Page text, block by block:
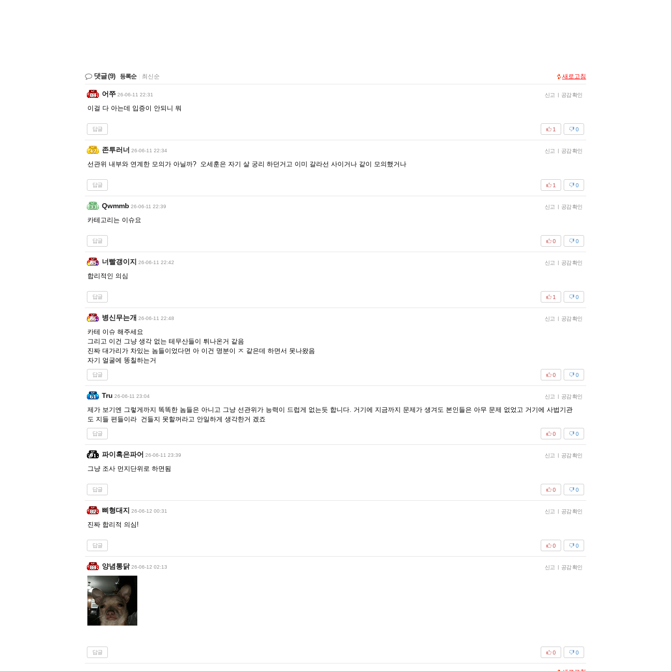
댓글(9) 등록순 최신순 새로고침
어쭈 26-06-11 22:31 신고 | 공감 확인
이걸 다 아는데 입증이 안되니 뭐
답글 0
1
존투러너 26-06-11 22:34 신고 | 공감 확인
선관위 내부와 연계한 모의가 아닐까? 오세훈은 자기 살 궁리 하던거고 이미 갈라선 사이거나 같이 모의했거나
답글 0
1
Qwmmb 26-06-11 22:39 신고 | 공감 확인
카테고리는 이슈요
답글 0
0
너빨갱이지 26-06-11 22:42 신고 | 공감 확인
합리적인 의심
답글 0
1
병신무는개 26-06-11 22:48 신고 | 공감 확인
카테 이슈 해주세요
그리고 이건 그냥 생각 없는 테무산들이 튀나온거 같음
진짜 대가리가 차있는 놈들이었다면 아 이건 명분이 ㅈ 같은데 하면서 못나왔음
자기 얼굴에 똥칠하는거
답글 0
0
Tru 26-06-11 23:04 신고 | 공감 확인
제가 보기엔 그렇게까지 똑똑한 놈들은 아니고 그냥 선관위가 능력이 드럽게 없는듯 합니다. 거기에 지금까지 문제가 생겨도 본인들은 아무 문제 없었고 거기에 사법기관
도 지들 편들이라 건들지 못할꺼라고 안일하게 생각한거 겠죠
답글 0
0
파이혹은파어 26-06-11 23:39 신고 | 공감 확인
그냥 조사 먼지단위로 하면됨
답글 0
0
삐형대지 26-06-12 00:31 신고 | 공감 확인
진짜 합리적 의심!
답글 0
0
양념통닭 26-06-12 02:13 신고 | 공감 확인
답글 0
0